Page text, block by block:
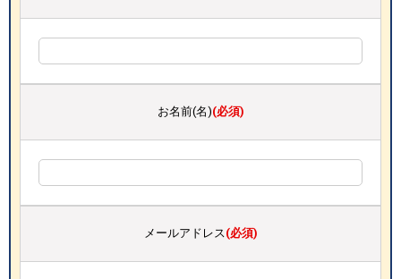
お名前(名)(必須)
メールアドレス(必須)